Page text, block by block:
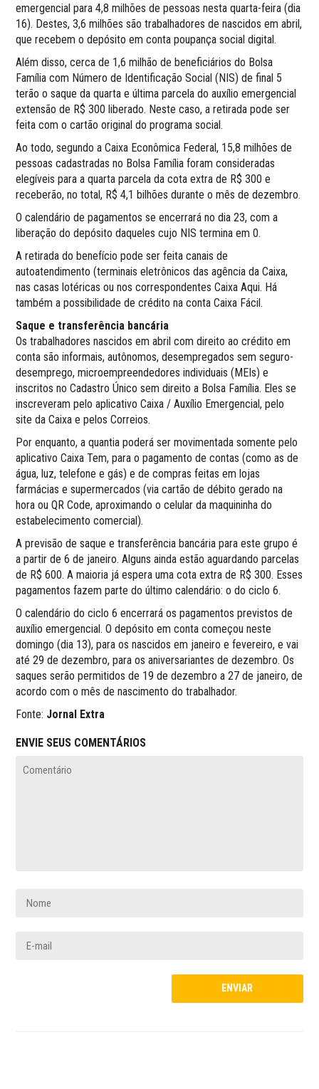
emergencial para 4,8 milhões de pessoas nesta quarta-feira (dia
16). Destes, 3,6 milhões são trabalhadores de nascidos em abril,
que recebem o depósito em conta poupança social digital.
Além disso, cerca de 1,6 milhão de beneficiários do Bolsa
Família com Número de Identificação Social (NIS) de final 5
terão o saque da quarta e última parcela do auxílio emergencial
extensão de R$ 300 liberado. Neste caso, a retirada pode ser
feita com o cartão original do programa social.
Ao todo, segundo a Caixa Econômica Federal, 15,8 milhões de
pessoas cadastradas no Bolsa Família foram consideradas
elegíveis para a quarta parcela da cota extra de R$ 300 e
receberão, no total, R$ 4,1 bilhões durante o mês de dezembro.
O calendário de pagamentos se encerrará no dia 23, com a
liberação do depósito daqueles cujo NIS termina em 0.
A retirada do benefício pode ser feita canais de
autoatendimento (terminais eletrônicos das agência da Caixa,
nas casas lotéricas ou nos correspondentes Caixa Aqui. Há
também a possibilidade de crédito na conta Caixa Fácil.
Saque e transferência bancária
Os trabalhadores nascidos em abril com direito ao crédito em
conta são informais, autônomos, desempregados sem seguro-
desemprego, microempreendedores individuais (MEIs) e
inscritos no Cadastro Único sem direito a Bolsa Família. Eles se
inscreveram pelo aplicativo Caixa / Auxílio Emergencial, pelo
site da Caixa e pelos Correios.
Por enquanto, a quantia poderá ser movimentada somente pelo
aplicativo Caixa Tem, para o pagamento de contas (como as de
água, luz, telefone e gás) e de compras feitas em lojas
farmácias e supermercados (via cartão de débito gerado na
hora ou QR Code, aproximando o celular da maquininha do
estabelecimento comercial).
A previsão de saque e transferência bancária para este grupo é
a partir de 6 de janeiro. Alguns ainda estão aguardando parcelas
de R$ 600. A maioria já espera uma cota extra de R$ 300. Esses
pagamentos fazem parte do último calendário: o do ciclo 6.
O calendário do ciclo 6 encerrará os pagamentos previstos de
auxílio emergencial. O depósito em conta começou neste
domingo (dia 13), para os nascidos em janeiro e fevereiro, e vai
até 29 de dezembro, para os aniversariantes de dezembro. Os
saques serão permitidos de 19 de dezembro a 27 de janeiro, de
acordo com o mês de nascimento do trabalhador.
Fonte: Jornal Extra
ENVIE SEUS COMENTÁRIOS